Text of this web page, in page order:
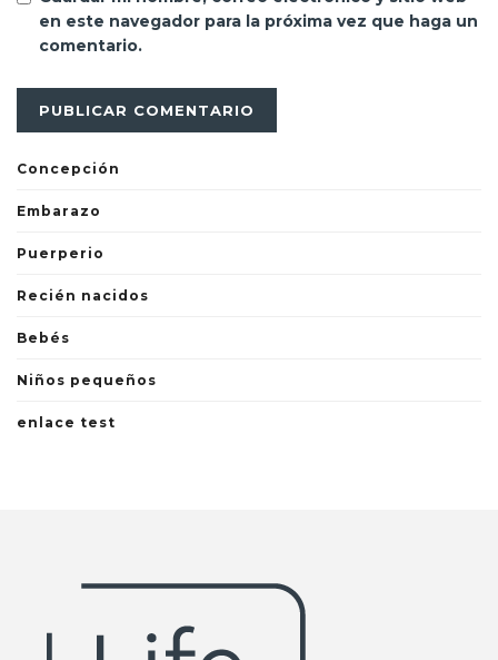
en este navegador para la próxima vez que haga un
comentario.
Concepción
Embarazo
Puerperio
Recién nacidos
Bebés
Niños pequeños
enlace test